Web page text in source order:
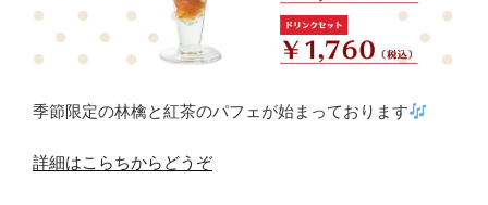
季節限定の林檎と紅茶のパフェが始まっております
詳細はこらちからどうぞ